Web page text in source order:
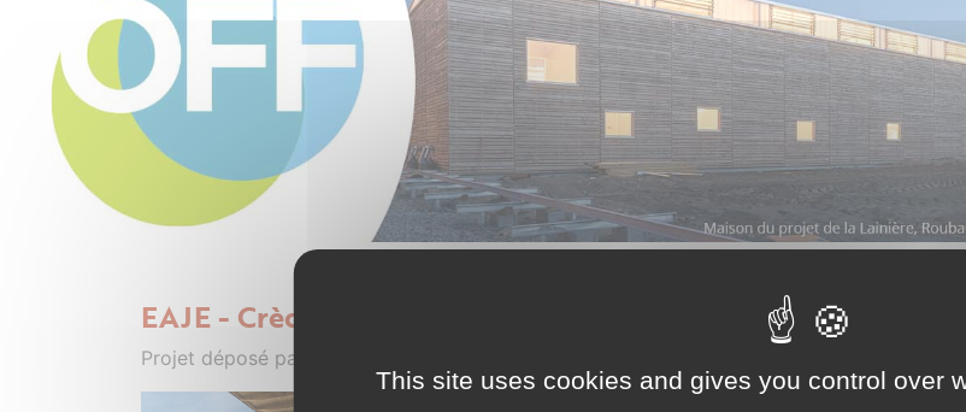
EAJE - Crèche François Dolto
Projet déposé par FREITAS - 13 mars 2025
La Commune souhaite requalifier l’ancienne
This site uses cookies and gives you control over